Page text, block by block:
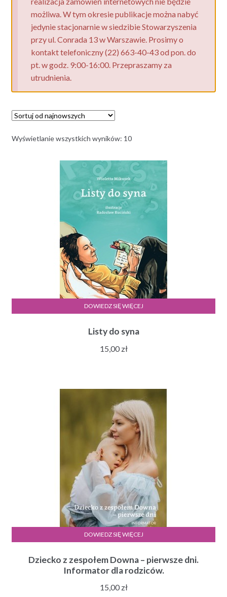
możliwa. W tym okresie publikacje można nabyć
jedynie stacjonarnie w siedzibie Stowarzyszenia
przy ul. Conrada 13 w Warszawie. Prosimy o
kontakt telefoniczny (22) 663-40-43 od pon. do
pt. w godz. 9:00-16:00. Przepraszamy za
utrudnienia.
Wyświetlanie wszystkich wyników: 10Posortowane
najnowszych
Listy do syna
15,00 zł
DOWIEDZ SIĘ WIĘCEJ
Dziecko z zespołem Downa – pierwsze dni.
Informator dla rodziców.
15,00 zł
DOWIEDZ SIĘ WIĘCEJ